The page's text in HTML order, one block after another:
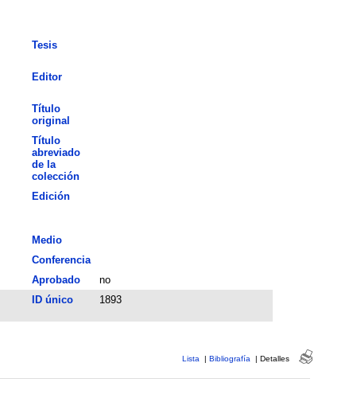
Tesis
Editor
Título
original
Título
abreviado
de la
colección
Edición
Medio
Conferencia
Aprobado
no
ID único 1893
Lista | Bibliografía | Detalles